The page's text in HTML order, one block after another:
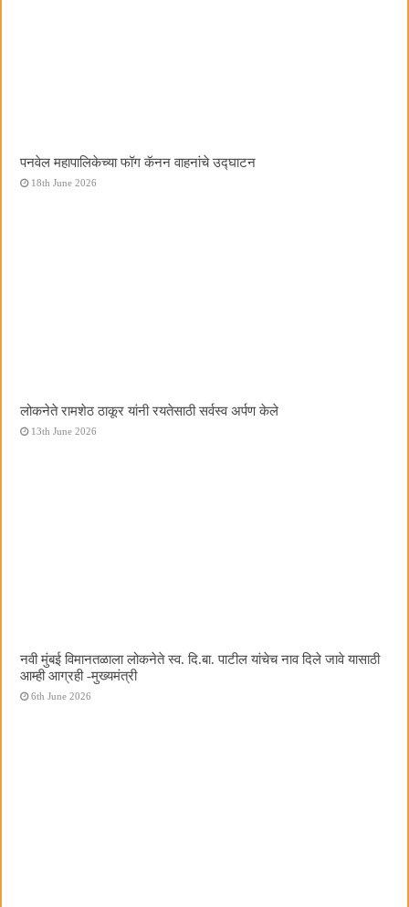
पनवेल महापालिकेच्या फॉग कॅनन वाहनांचे उद्घाटन
18th June 2026
लोकनेते रामशेठ ठाकूर यांनी रयतेसाठी सर्वस्व अर्पण केले
13th June 2026
नवी मुंबई विमानतळाला लोकनेते स्व. दि.बा. पाटील यांचेच नाव दिले जावे यासाठी
आम्ही आग्रही -मुख्यमंत्री
6th June 2026